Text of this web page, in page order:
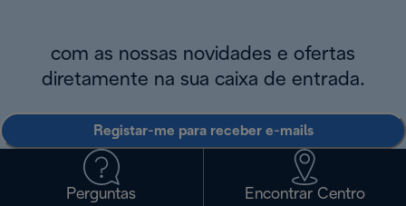
com as nossas novidades e ofertas
diretamente na sua caixa de entrada.
Registar-me para receber e-mails
Perguntas
Encontrar Centro